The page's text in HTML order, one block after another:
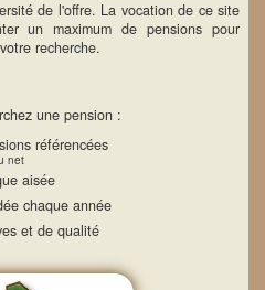
de l'offre. La vocation de ce site
un maximum de pensions pour
recherche.
une pension :
référencées
net
aisée
chaque année
et de qualité